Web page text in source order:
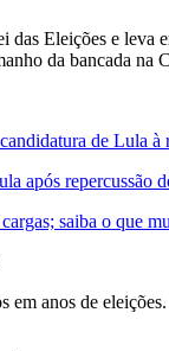
das Eleições e
da bancada na
de Lula à
após repercussão
saiba o que
em anos de